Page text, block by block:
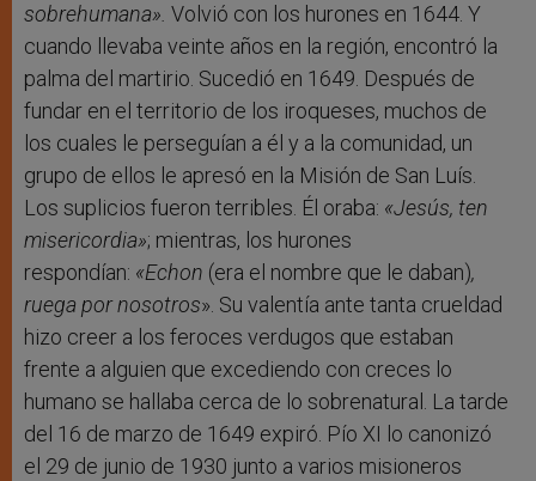
sobrehumana». Volvió con los hurones en 1644. Y
cuando llevaba veinte años en la región, encontró la
palma del martirio. Sucedió en 1649. Después de
fundar en el territorio de los iroqueses, muchos de
los cuales le perseguían a él y a la comunidad, un
grupo de ellos le apresó en la Misión de San Luís.
Los suplicios fueron terribles. Él oraba: «Jesús, ten
misericordia»; mientras, los hurones
respondían: «Echon (era el nombre que le daban),
ruega por nosotros». Su valentía ante tanta crueldad
hizo creer a los feroces verdugos que estaban
frente a alguien que excediendo con creces lo
humano se hallaba cerca de lo sobrenatural. La tarde
del 16 de marzo de 1649 expiró. Pío XI lo canonizó
el 29 de junio de 1930 junto a varios misioneros